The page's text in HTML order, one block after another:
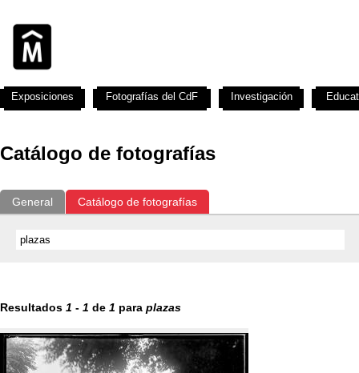
Catálogo de fotografías
General Catálogo de fotografías
Resultados 1 - 1 de 1 para plazas
Exposiciones Fotografías del CdF Investigación